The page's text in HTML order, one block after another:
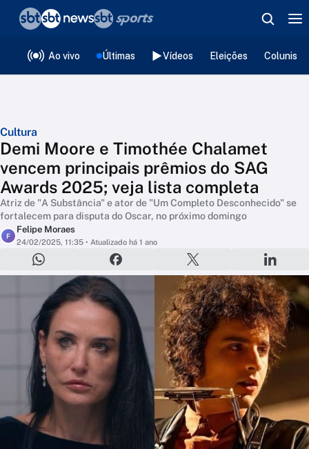
Ao vivo Últimas Vídeos Eleições
Cultura
Demi Moore e Timothée Chalamet
vencem principais prêmios do SAG
Awards 2025; veja lista completa
Atriz de "A Substância" e ator de "Um Completo Desconhecido" se
fortalecem para disputa do Oscar, no próximo domingo
F
Felipe Moraes
24/02/2025, 11:35 • Atualizado há 1 ano
❮voltar
Editorias